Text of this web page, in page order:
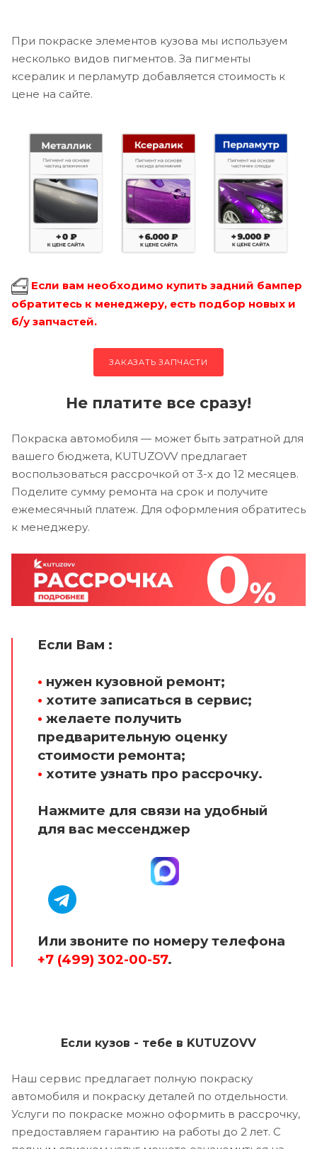
При покраске элементов кузова мы используем
несколько видов пигментов. За пигменты
ксералик и перламутр добавляется стоимость к
цене на сайте.
Если вам необходимо купить задний бампер
обратитесь к менеджеру, есть подбор новых и
б/у запчастей.
ЗАКАЗАТЬ ЗАПЧАСТИ
Не платите все сразу!
Покраска автомобиля — может быть затратной для
вашего бюджета, KUTUZOVV предлагает
воспользоваться рассрочкой от 3-х до 12 месяцев.
Поделите сумму ремонта на срок и получите
ежемесячный платеж. Для оформления обратитесь
к менеджеру.
Если Вам :
• нужен кузовной ремонт;
• хотите записаться в сервис;
• желаете получить
предварительную оценку
стоимости ремонта;
• хотите узнать про рассрочку.
Нажмите для связи на удобный
для вас мессенджер
Или звоните по номеру телефона
+7 (499) 302-00-57.
Если кузов - тебе в KUTUZOVV
Наш сервис предлагает полную покраску
автомобиля и покраску деталей по отдельности.
Услуги по покраске можно оформить в рассрочку,
предоставляем гарантию на работы до 2 лет. С